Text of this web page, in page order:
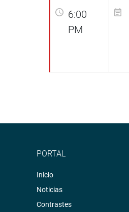
6:00
PM
PORTAL
Inicio
Noticias
Contrastes